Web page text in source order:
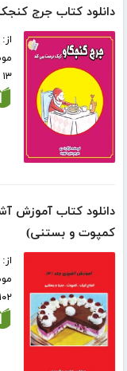
دانلود کتاب جرج
از:
۱۳ صفحه
کمپوت و بستنی)
۱۰۲ صفحه